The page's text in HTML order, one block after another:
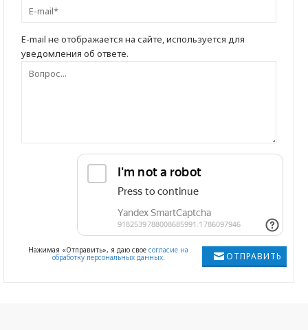
E-mail не отображается на сайте, используется для
уведомления об ответе.
ОТПРАВИТЬ
Нажимая «Отправить», я даю свое согласие на
обработку персональных данных.